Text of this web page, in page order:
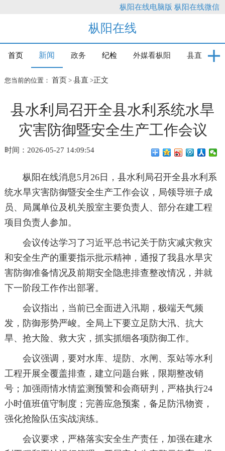
枞阳在线电脑版 枞阳在线微信
枞阳在线
首页 新闻 政务 纪检 外媒看枞阳 县直
您当前的位置： 首页 > 县直 >正文
县水利局召开全县水利系统水旱
灾害防御暨安全生产工作会议
时间：2026-05-27 14:09:54
枞阳在线消息5月26日，县水利局召开全县水利系
统水旱灾害防御暨安全生产工作会议，局领导班子成
员、局属单位及机关股室主要负责人、部分在建工程
项目负责人参加。
会议传达学习了习近平总书记关于防灾减灾救灾
和安全生产的重要指示批示精神，通报了我县水旱灾
害防御准备情况及前期安全隐患排查整改情况，并就
下一阶段工作作出部署。
会议指出，当前已全面进入汛期，极端天气频
发，防御形势严峻。全局上下要立足防大汛、抗大
旱、抢大险、救大灾，抓实抓细各项防御工作。
会议强调，要对水库、堤防、水闸、泵站等水利
工程开展全覆盖排查，建立问题台账，限期整改销
号；加强雨情水情监测预警和会商研判，严格执行24
小时值班值守制度；完善应急预案，备足防汛物资，
强化抢险队伍实战演练。
会议要求，严格落实安全生产责任，加强在建水